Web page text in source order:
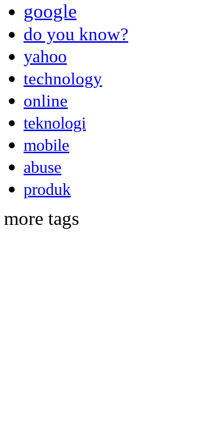
google
do you know?
yahoo
technology
online
teknologi
mobile
abuse
produk
more tags